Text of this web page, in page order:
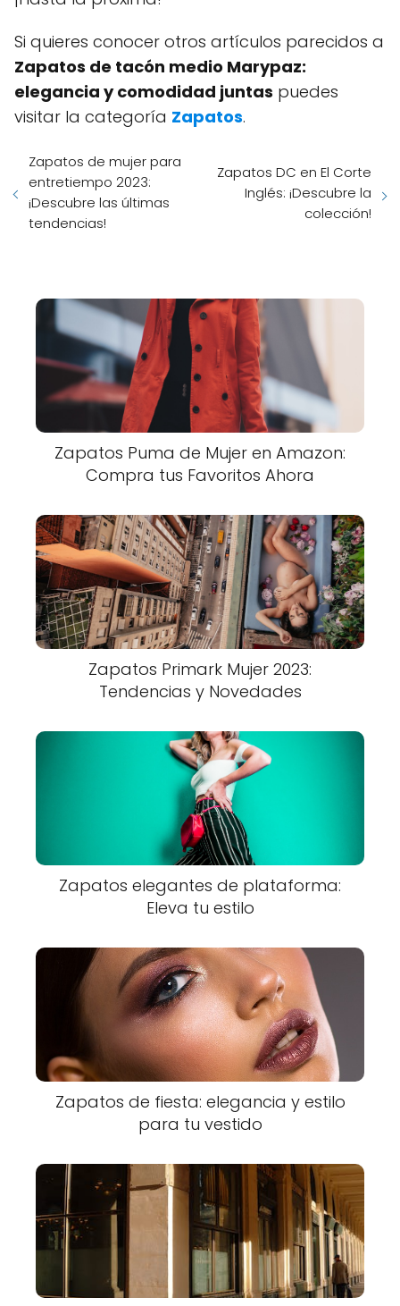
Si quieres conocer otros artículos parecidos a
Zapatos de tacón medio Marypaz:
elegancia y comodidad juntas puedes
visitar la categoría Zapatos.
Zapatos de mujer para
entretiempo 2023:
¡Descubre las últimas
tendencias!
Zapatos DC en El Corte
Inglés: ¡Descubre la
colección!
Zapatos Puma de Mujer en Amazon:
Compra tus Favoritos Ahora
Zapatos Primark Mujer 2023:
Tendencias y Novedades
Zapatos elegantes de plataforma:
Eleva tu estilo
Zapatos de fiesta: elegancia y estilo
para tu vestido